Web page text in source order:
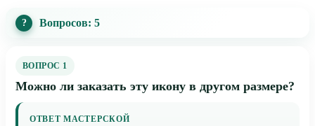
Вопросов: 5
ВОПРОС 1
Можно ли заказать эту икону в другом размере?
ОТВЕТ МАСТЕРСКОЙ